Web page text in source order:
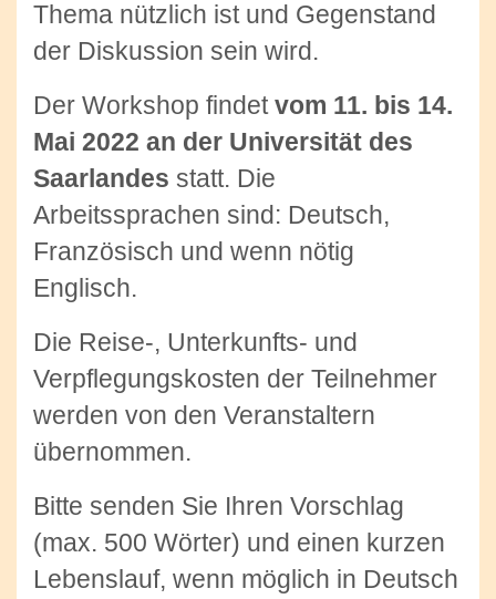
Thema nützlich ist und Gegenstand
der Diskussion sein wird.
Der Workshop findet vom 11. bis 14.
Mai 2022 an der Universität des
Saarlandes statt. Die
Arbeitssprachen sind: Deutsch,
Französisch und wenn nötig
Englisch.
Die Reise-, Unterkunfts- und
Verpflegungskosten der Teilnehmer
werden von den Veranstaltern
übernommen.
Bitte senden Sie Ihren Vorschlag
(max. 500 Wörter) und einen kurzen
Lebenslauf, wenn möglich in Deutsch